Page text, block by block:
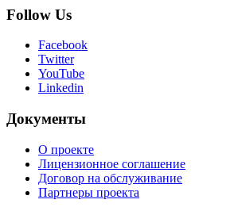
Follow Us
Facebook
Twitter
YouTube
Linkedin
Документы
О проекте
Лицензионное соглашение
Договор на обслуживание
Партнеры проекта